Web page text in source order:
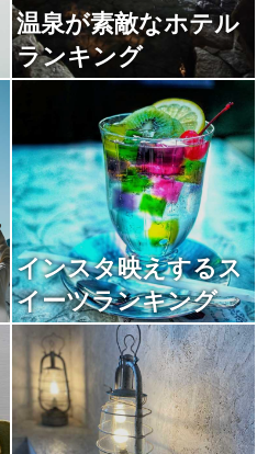
温泉が素敵なホテル
ランキング
インスタ映えするス
イーツランキング